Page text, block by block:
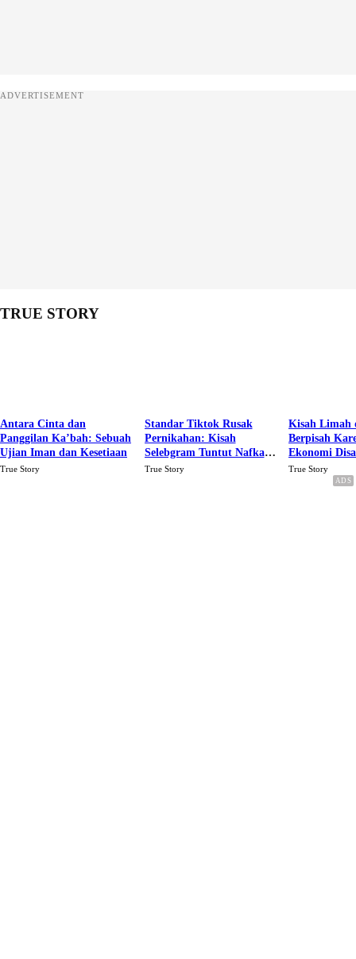
ADVERTISEMENT
TRUE STORY
Antara Cinta dan
Panggilan Ka’bah: Sebuah
Ujian Iman dan Kesetiaan
True Story
Standar Tiktok Rusak
Pernikahan: Kisah
Selebgram Tuntut Nafkah
Rp.15 Juta Perbulan
True Story
Kisah Limah
Berpisah
Ekonomi
Karena Cinta
True Story